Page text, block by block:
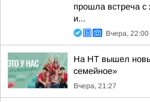
прошла встреча
и...
Вчера, 22:00
На НТ вышел
семейное»
Вчера, 21:27